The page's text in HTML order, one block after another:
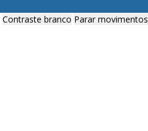
Contraste branco Parar movimentos